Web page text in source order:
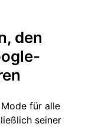
den
für alle
seiner